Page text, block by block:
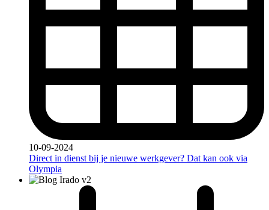
10-09-2024
Direct in dienst bij je nieuwe werkgever? Dat kan ook via
Olympia